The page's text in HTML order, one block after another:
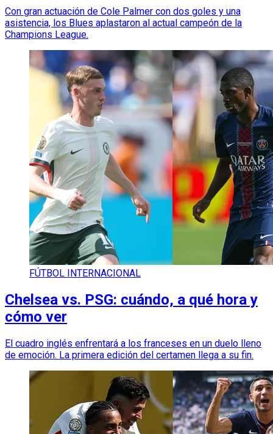
Con gran actuación de Cole Palmer con dos goles y una
asistencia, los Blues aplastaron al actual campeón de la
Champions League.
FÚTBOL INTERNACIONAL
Chelsea vs. PSG: cuándo, a qué hora y
cómo ver
El cuadro inglés enfrentará a los franceses en un duelo lleno
de emoción. La primera edición del certamen llega a su fin.